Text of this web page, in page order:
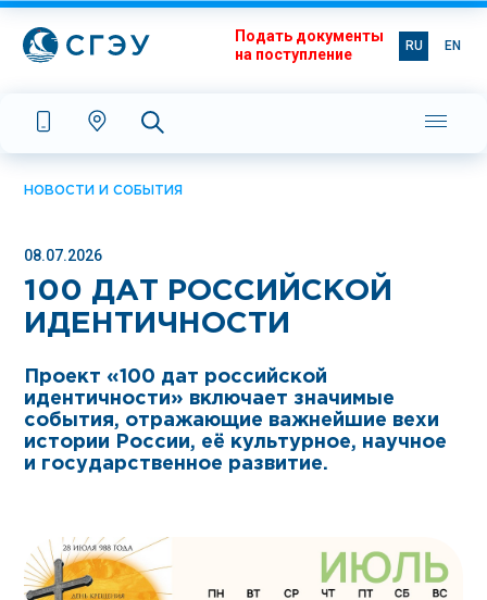
RU EN
Подать документы
на поступление
НОВОСТИ И СОБЫТИЯ
08.07.2026
100 ДАТ РОССИЙСКОЙ
ИДЕНТИЧНОСТИ
Проект «100 дат российской
идентичности» включает значимые
события, отражающие важнейшие вехи
истории России, её культурное, научное
и государственное развитие.